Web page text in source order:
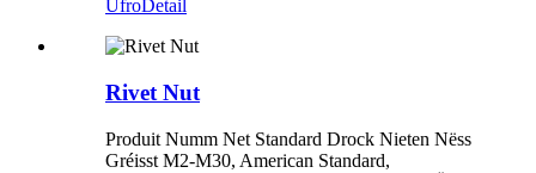
UfroDetail
Rivet Nut
Produit Numm Net Standard Drock Nieten Nëss
Gréisst M2-M30, American Standard,